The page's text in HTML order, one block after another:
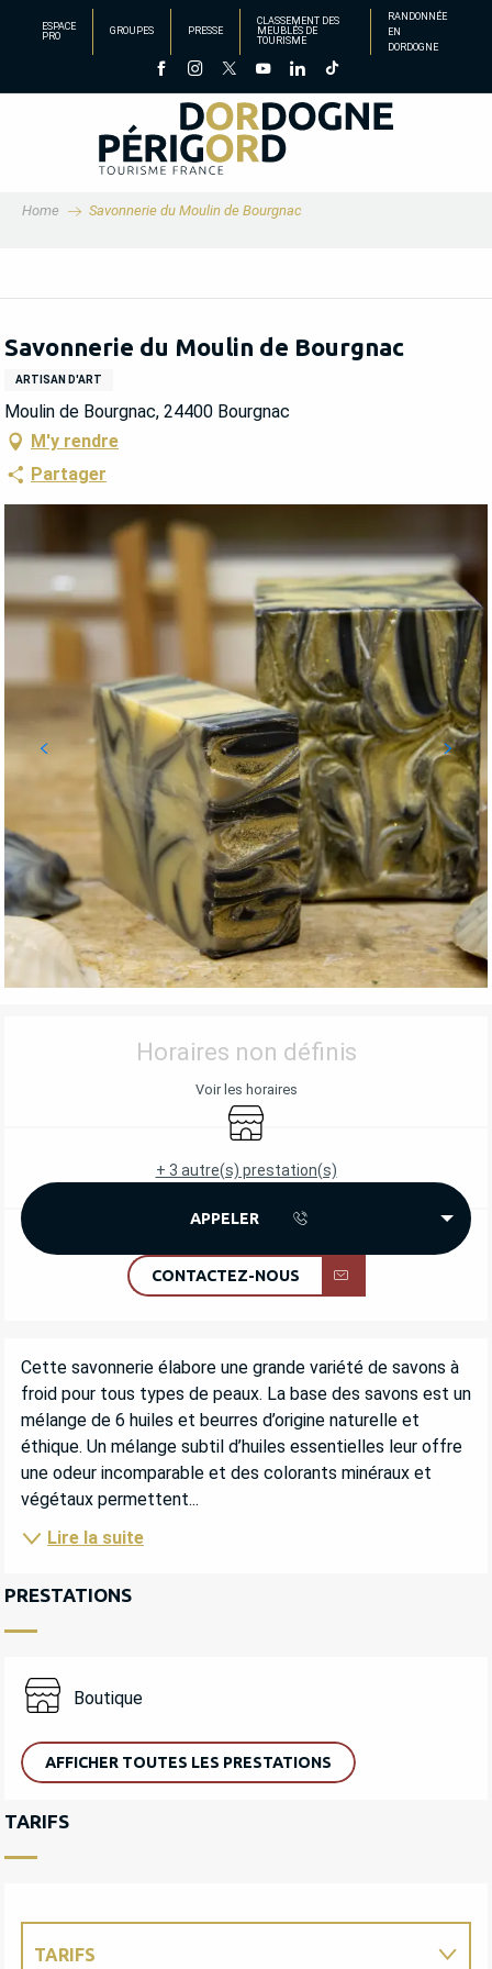
principal
ESPACE
PRO
GROUPES PRESSE
CLASSEMENT DES
MEUBLÉS DE
TOURISME
RANDONNÉE
EN
DORDOGNE
Home Savonnerie du Moulin de Bourgnac
Savonnerie du Moulin de Bourgnac
ARTISAN D'ART
Moulin de Bourgnac, 24400 Bourgnac
M'y rendre
Partager
OUVERTURE ET COORDONNÉES
Horaires non définis
Voir les horaires
Boutique
+ 3 autre(s) prestation(s)
APPELER
CONTACTEZ-NOUS
DESCRIPTION
Cette savonnerie élabore une grande variété de savons à
froid pour tous types de peaux. La base des savons est un
mélange de 6 huiles et beurres d’origine naturelle et
éthique. Un mélange subtil d’huiles essentielles leur offre
une odeur incomparable et des colorants minéraux et
végétaux permettent...
Lire la suite
PRESTATIONS
Boutique
AFFICHER TOUTES LES PRESTATIONS
TARIFS
TARIFS